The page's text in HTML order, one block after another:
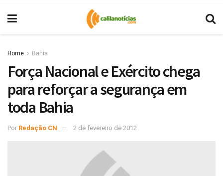
Home Bahia
Força Nacional e Exército chega
para reforçar a segurança em
toda Bahia
Por Redação CN 2 de fevereiro de 2012